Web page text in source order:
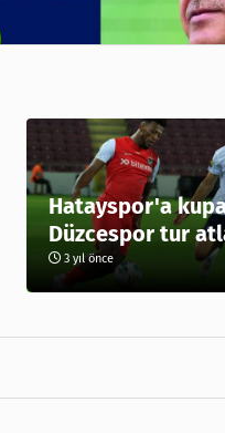
Hatayspor'a
Düzcespor tur
3 yıl önce